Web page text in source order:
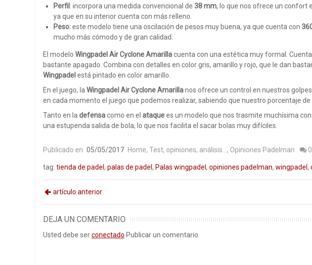
Perfil : incorpora una medida convencional de 38 mm, lo que nos ofrece un confort
ya que en su interior cuenta con más relleno.
Peso:este modelo tiene una oscilación de pesos muy buena, ya que cuenta con
mucho más cómodo y de gran calidad.
El modelo Wingpadel Air Cyclone Amarillacuenta con una estética muy formal.
bastante apagado. Combina con detalles en color gris, amarillo y rojo, que le dan
Wingpadel está pintado en color amarillo.
En el juego, la Wingpadel Air Cyclone Amarillanos ofrece un control en nuestros
en cada momento el juego que podemos realizar, sabiendo que nuestro porcentaje de
Tanto en la defensacomo en el ataquees un modelo que nos trasmite muchísima
una estupenda salida de bola, lo que nos facilita el sacar bolas muy difíciles.
Publicado en 05/05/2017 Home, Test, opiniones, análisis... , Opiniones Padelman 0
tag: tienda de padel , palas de padel , Palas wingpadel , opiniones padelman, wingpadel ,
artículo anterior
DEJA UN COMENTARIO
Usted debe serconectado Publicar un comentario.